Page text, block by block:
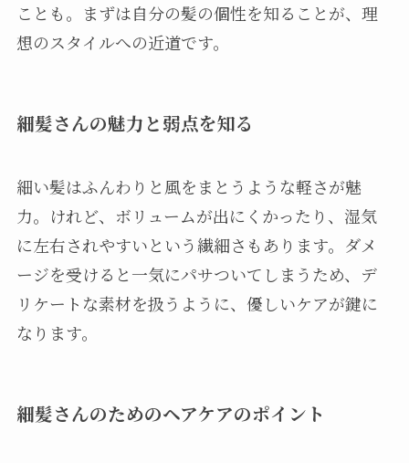
ことも。まずは自分の髪の個性を知ることが、理
想のスタイルへの近道です。
細髪さんの魅力と弱点を知る
細い髪はふんわりと風をまとうような軽さが魅
力。けれど、ボリュームが出にくかったり、湿気
に左右されやすいという繊細さもあります。ダメ
ージを受けると一気にパサついてしまうため、デ
リケートな素材を扱うように、優しいケアが鍵に
なります。
細髪さんのためのヘアケアのポイント